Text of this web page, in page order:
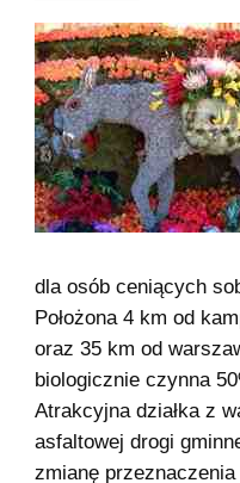
dla osób ceniących
Położona 4 km od
oraz 35 km od
biologicznie czynna
Atrakcyjna działka z
asfaltowej drogi
zmianę